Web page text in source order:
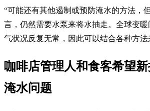
“可能还有其他遏制或预防淹水的方法，
言，仍然需要水泵来将水抽走。全球变
气状况反复无常，因此可以结合各种方
咖啡店管理人和食客希望
淹水问题